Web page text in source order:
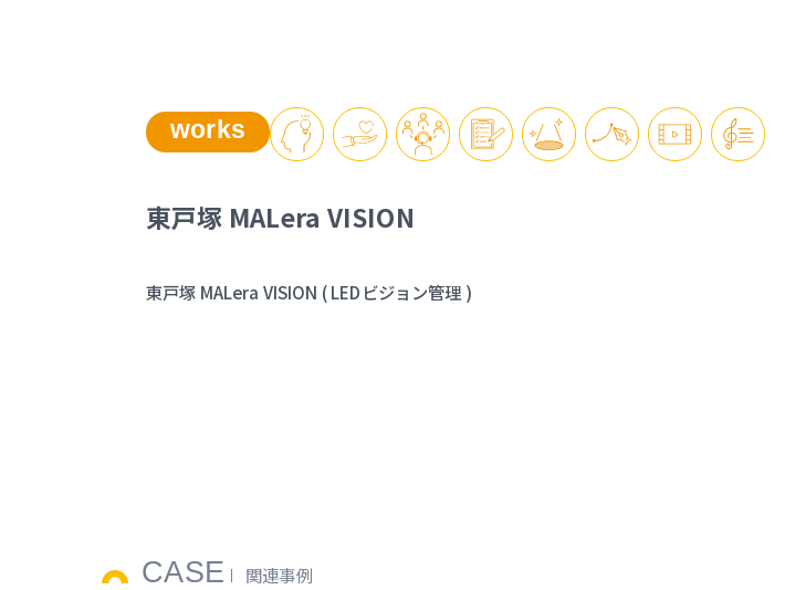
works
東戸塚 MALera VISION
東戸塚 MALera VISION ( LEDビジョン管理 )
CASE 関連事例